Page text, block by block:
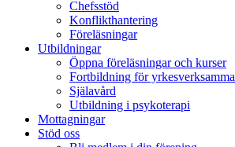
Chefsstöd
Konflikthantering
Föreläsningar
Utbildningar
Öppna föreläsningar och kurser
Fortbildning för yrkesverksamma
Själavård
Utbildning i psykoterapi
Mottagningar
Stöd oss